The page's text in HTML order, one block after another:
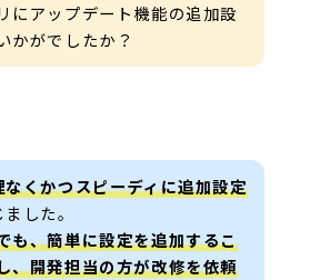
にアップデート機能の追加設
かがでしたか？
くかつスピーディに追加設定
した。
も、簡単に設定を追加するこ
、開発担当の方が改修を依頼